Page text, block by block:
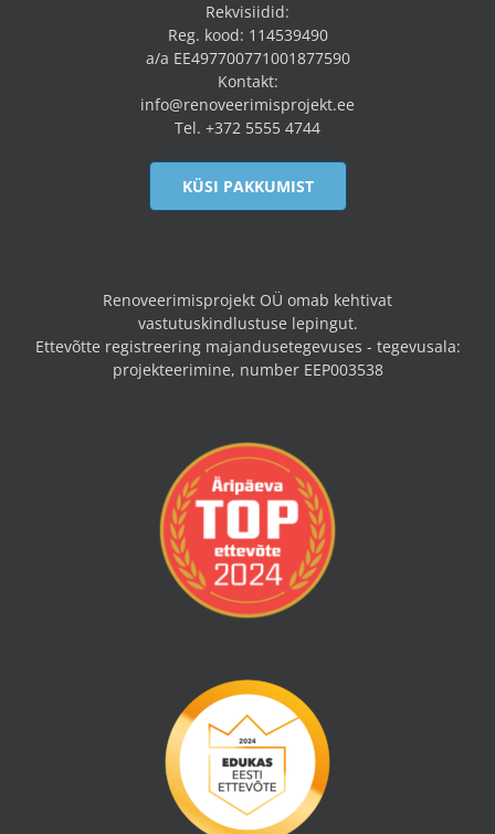
Rekvisiidid:
Reg. kood: 114539490
a/a EE497700771001877590
Kontakt:
info@renoveerimisprojekt.ee
Tel. +372 5555 4744
KÜSI PAKKUMIST
Renoveerimisprojekt OÜ omab kehtivat
vastutuskindlustuse lepingut.
Ettevõtte registreering majandusetegevuses - tegevusala:
projekteerimine, number EEP003538